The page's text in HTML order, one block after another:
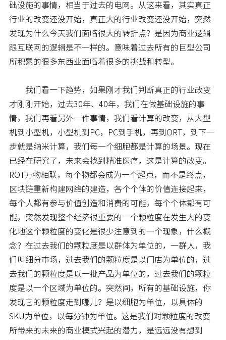
础设施的事情，相当于过去的电网。从这来看，其实真正
行业的改变还没开始，真正大的行业改变还没开始，突然
发现为什么今天我们面临很大的转折点？是因为商业逻辑
跟互联网的逻辑是不一样的。意味着过去所有的巨型公司
所积累的很多东西业面临着很多的挑战和转型。
我们看一下趋势，如果刚才我们判断真正的行业改变
才刚刚开始，过去30年、40年，我们在做基础设施的事
情，我们再看另外一件事情，我们看计算的改变，从大型
机到小型机，小型机到PC，PC到手机，再到ORT，到下一
步就是纳米计算，我们每一个细胞都是计算的场景。现在
已经在研究了，未来会找到精准医疗，这是计算的改变。
ROT万物相联，每个物都会成为一个起点，而不是终点，
区块链重新构建网络的建造，各个个体的价值连接起来，
每个人都有参与价值创造和消费的可能，每个个体都有可
能，突然发现整个经济很重要的一个颗粒度在发生大的变
化地这个颗粒度的变化是很少注意到的一个现象，什么概
念？在过去我们的颗粒度是以群体为单位的，一群人，我
们叫细分市场，过去我们的颗粒度是以门店为单位的，过
去我们的颗粒度是以一批产品为单位的，过去我们的颗粒
度是以一个区域为单位的。突然间，所有的基础设施，你
发现它的颗粒度走到哪儿？是以细胞为单位，以具体的
SKU为单位，以每分钟为单位。这是我们对颗粒度的改变
所带来的未来的商业模式兴起的潜力，是远远没有想到